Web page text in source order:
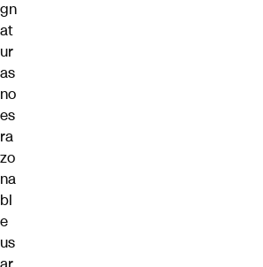
gn
at
ur
as
no
es
ra
zo
na
bl
e
us